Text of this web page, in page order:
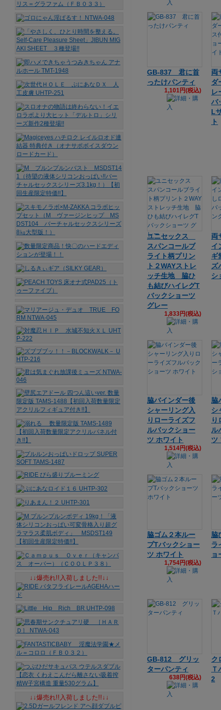
GB-837 君に首
ったけパンティ
1,101円(税込)
両
ダ
レ
バ
L
ト
ユニセックス
スパンコールブ
ライト柄プリン
ト２WAYストレ
ッチ生地 脇ひ
も結びハイレグT
バックショーツ
グレー
1,833円(税込)
両
イ
ギ
ズ
シ
脇バインダー後
シャーリング入
りローライズフ
ルバックショー
ツ ホワイト
1,514円(税込)
脇
シ
り
ル
ツ
脇ゴム２本ルー
プTバックショー
ツ ホワイト
1,754円(税込)
脇
ラ
ョ
GB-812 グリッ
ターパンティ
638円(税込)
ク
Ｔ
2
↓↓爆売れ!!入荷しました!!↓↓
↓↓爆売れ!!入荷しました!!↓↓